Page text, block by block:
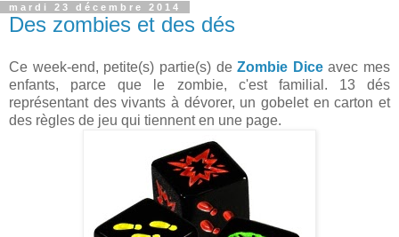
mardi 23 décembre 2014
Des zombies et des dés
Ce week-end, petite(s) partie(s) deZombie Diceavec mes
enfants, parce que le zombie, c'est familial. 13 dés
représentant des vivants à dévorer, un gobelet en carton et
des règles de jeu qui tiennent en une page.